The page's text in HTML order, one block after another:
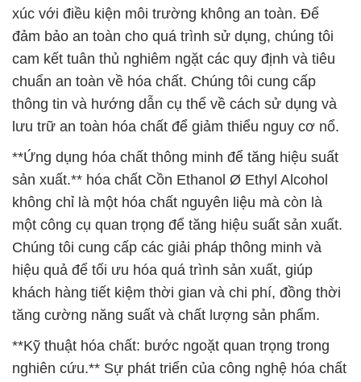
xúc với điều kiện môi trường không an toàn. Để
đảm bảo an toàn cho quá trình sử dụng, chúng tôi
cam kết tuân thủ nghiêm ngặt các quy định và tiêu
chuẩn an toàn về hóa chất. Chúng tôi cung cấp
thông tin và hướng dẫn cụ thể về cách sử dụng và
lưu trữ an toàn hóa chất để giảm thiểu nguy cơ nổ.
**Ứng dụng hóa chất thông minh để tăng hiệu suất
sản xuất.** hóa chất Cồn Ethanol Ø Ethyl Alcohol
không chỉ là một hóa chất nguyên liệu mà còn là
một công cụ quan trọng để tăng hiệu suất sản xuất.
Chúng tôi cung cấp các giải pháp thông minh và
hiệu quả để tối ưu hóa quá trình sản xuất, giúp
khách hàng tiết kiệm thời gian và chi phí, đồng thời
tăng cường năng suất và chất lượng sản phẩm.
**Kỹ thuật hóa chất: bước ngoặt quan trọng trong
nghiên cứu.** Sự phát triển của công nghệ hóa chất